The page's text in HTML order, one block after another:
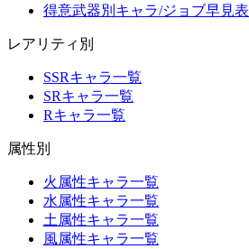
得意武器別キャラ/ジョブ早見表
レアリティ別
SSRキャラ一覧
SRキャラ一覧
Rキャラ一覧
属性別
火属性キャラ一覧
水属性キャラ一覧
土属性キャラ一覧
風属性キャラ一覧